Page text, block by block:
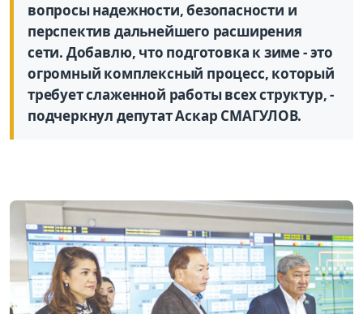
вопросы надежности, безопасности и
перспектив дальнейшего расширения
сети. Добавлю, что подготовка к зиме - это
огромный комплексный процесс, который
требует слаженной работы всех структур, -
подчеркнул депутат Аскар СМАГУЛОВ.